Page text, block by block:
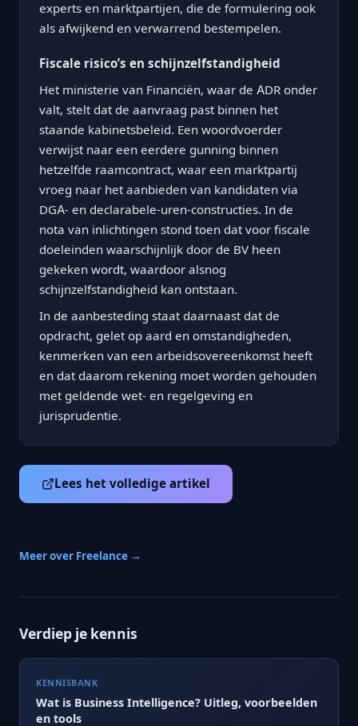
experts en marktpartijen, die de formulering ook
als afwijkend en verwarrend bestempelen.
Fiscale risico’s en schijnzelfstandigheid
Het ministerie van Financiën, waar de ADR onder
valt, stelt dat de aanvraag past binnen het
staande kabinetsbeleid. Een woordvoerder
verwijst naar een eerdere gunning binnen
hetzelfde raamcontract, waar een marktpartij
vroeg naar het aanbieden van kandidaten via
DGA- en declarabele-uren-constructies. In de
nota van inlichtingen stond toen dat voor fiscale
doeleinden waarschijnlijk door de BV heen
gekeken wordt, waardoor alsnog
schijnzelfstandigheid kan ontstaan.
In de aanbesteding staat daarnaast dat de
opdracht, gelet op aard en omstandigheden,
kenmerken van een arbeidsovereenkomst heeft
en dat daarom rekening moet worden gehouden
met geldende wet- en regelgeving en
jurisprudentie.
Lees het volledige artikel
Meer over Freelance →
Verdiep je kennis
KENNISBANK
Wat is Business Intelligence? Uitleg, voorbeelden
en tools